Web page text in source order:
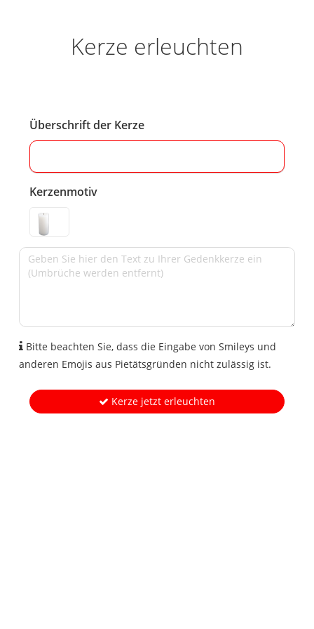
Kerze erleuchten
Überschrift der Kerze
Kerzenmotiv
Bitte beachten Sie, dass die Eingabe von Smileys und
anderen Emojis aus Pietätsgründen nicht zulässig ist.
Kerze jetzt erleuchten